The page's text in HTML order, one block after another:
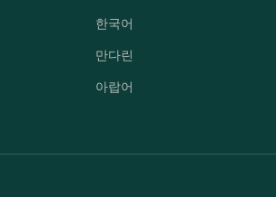
한국어
만다린
아랍어